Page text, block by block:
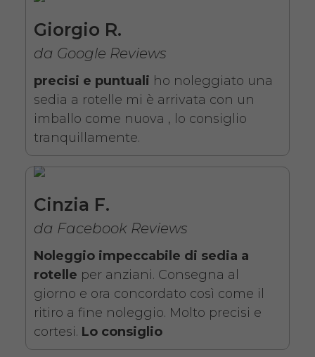
Seduta 43 cm
Noleggio sedia a rotelle seduta
43 cm con braccioli lunghi
estraibili e pedane elevabili
estraibili. Il noleggio minimo è
di 7 giorni a partire da 76 euro.
Consegniamo a domicilio in
tutta Italia, contattaci per
maggiori informazioni.
COSTO NOLEGGIO
Giorgio R.
da Google Reviews
precisi e puntuali ho noleggiato una
sedia a rotelle mi è arrivata con un
imballo come nuova , lo consiglio
tranquillamente.
Cinzia F.
da Facebook Reviews
Noleggio impeccabile di sedia a
rotelle per anziani. Consegna al
giorno e ora concordato così come il
ritiro a fine noleggio. Molto precisi e
cortesi. Lo consiglio